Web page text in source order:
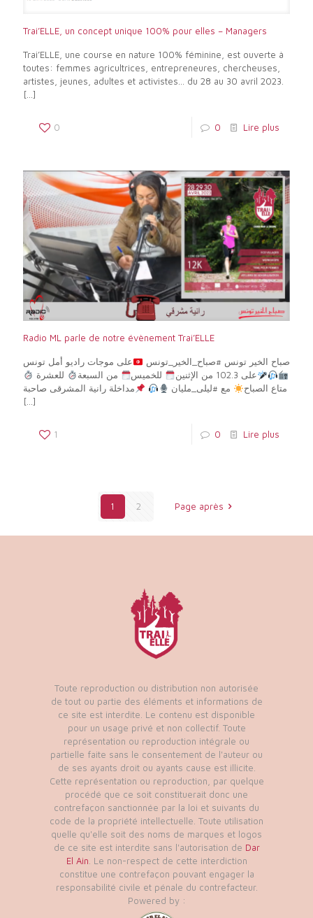
Trai’ELLE, un concept unique 100% pour elles – Managers
Trai’ELLE, une course en nature 100% féminine, est ouverte à
toutes: femmes agricultrices, entrepreneures, chercheuses,
artistes, jeunes, adultes et activistes… du 28 au 30 avril 2023.
[…]
0 0 Lire plus
Radio ML parle de notre évènement Trai’ELLE
صباح الخير تونس #صباح_الخير_تونس
على موجات راديو أمل تونس
على 102.3 من الإثنين
للخميس من السبعة
للعشرة
متاع الصباح
مع #ليلى_مليان
مداخلة رانية المشرقى صاحبة
[…]
1 0 Lire plus
1 2 Page après
Toute reproduction ou distribution non autorisée
de tout ou partie des éléments et informations de
ce site est interdite. Le contenu est disponible
pour un usage privé et non collectif. Toute
représentation ou reproduction intégrale ou
partielle faite sans le consentement de l'auteur ou
de ses ayants droit ou ayants cause est illicite.
Cette représentation ou reproduction, par quelque
procédé que ce soit constituerait donc une
contrefaçon sanctionnée par la loi et suivants du
code de la propriété intellectuelle. Toute utilisation
quelle qu'elle soit des noms de marques et logos
de ce site est interdite sans l'autorisation de Dar
El Ain. Le non-respect de cette interdiction
constitue une contrefaçon pouvant engager la
responsabilité civile et pénale du contrefacteur.
Powered by :